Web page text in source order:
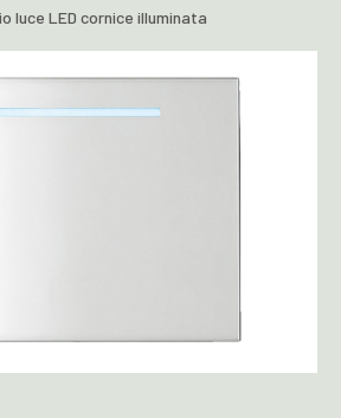
luce LED cornice illuminata